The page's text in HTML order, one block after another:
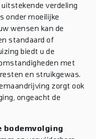
verdeling
onder moeilijke
wensen kan de
standaard of
biedt u de
met
en struikgewas.
zorgt ook
ongeacht de
bodemvolging